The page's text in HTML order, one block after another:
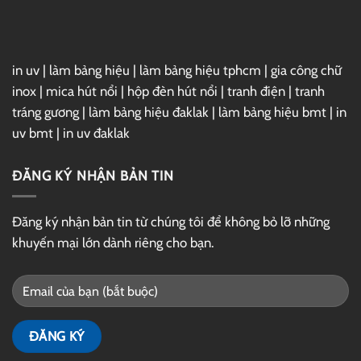
in uv | làm bảng hiệu | làm bảng hiệu tphcm | gia công chữ
inox | mica hút nổi | hộp đèn hút nổi | tranh điện | tranh
tráng gương | làm bảng hiệu đaklak | làm bảng hiệu bmt | in
uv bmt | in uv đaklak
ĐĂNG KÝ NHẬN BẢN TIN
Đăng ký nhận bản tin từ chúng tôi để không bỏ lỡ những
khuyến mại lớn dành riêng cho bạn.